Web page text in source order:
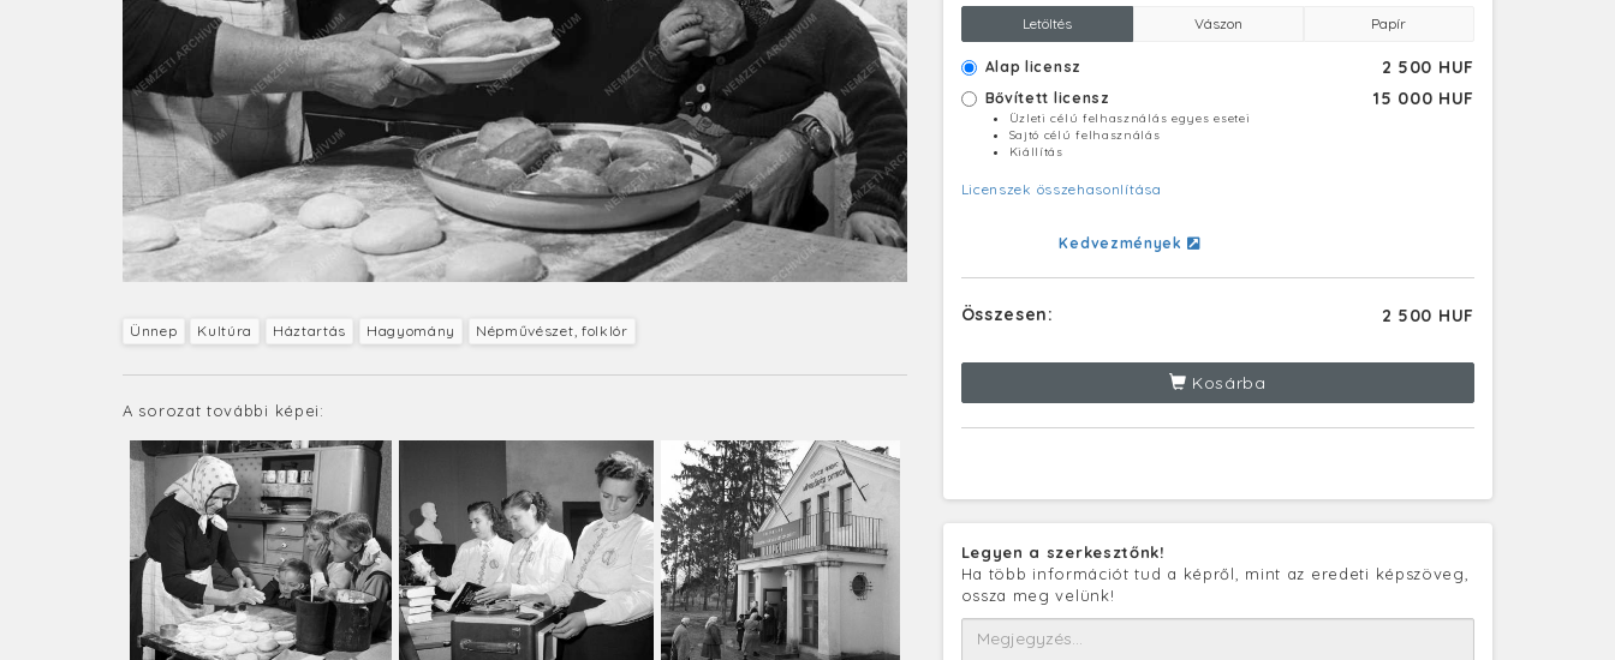
Ünnep Kultúra Háztartás Hagyomány Népművészet, folklór
A sorozat további képei:
Letöltés Vászon Papír
Alap licensz 2 500 HUF
Bővített licensz 15 000 HUF
Üzleti célú felhasználás egyes esetei
Sajtó célú felhasználás
Kiállítás
Licenszek összehasonlítása
Kedvezmények
Összesen: 2 500 HUF
Kosárba
Legyen a szerkesztőnk!
Ha több információt tud a képről, mint az eredeti képszöveg,
ossza meg velünk!